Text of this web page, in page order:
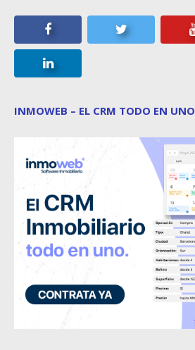
INMOWEB – EL CRM TODO EN UNO